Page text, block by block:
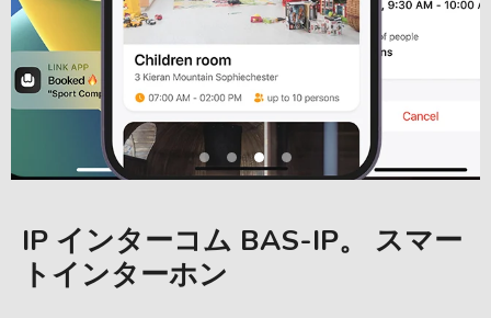
IP インターコム BAS-IP。 スマー
トインターホン